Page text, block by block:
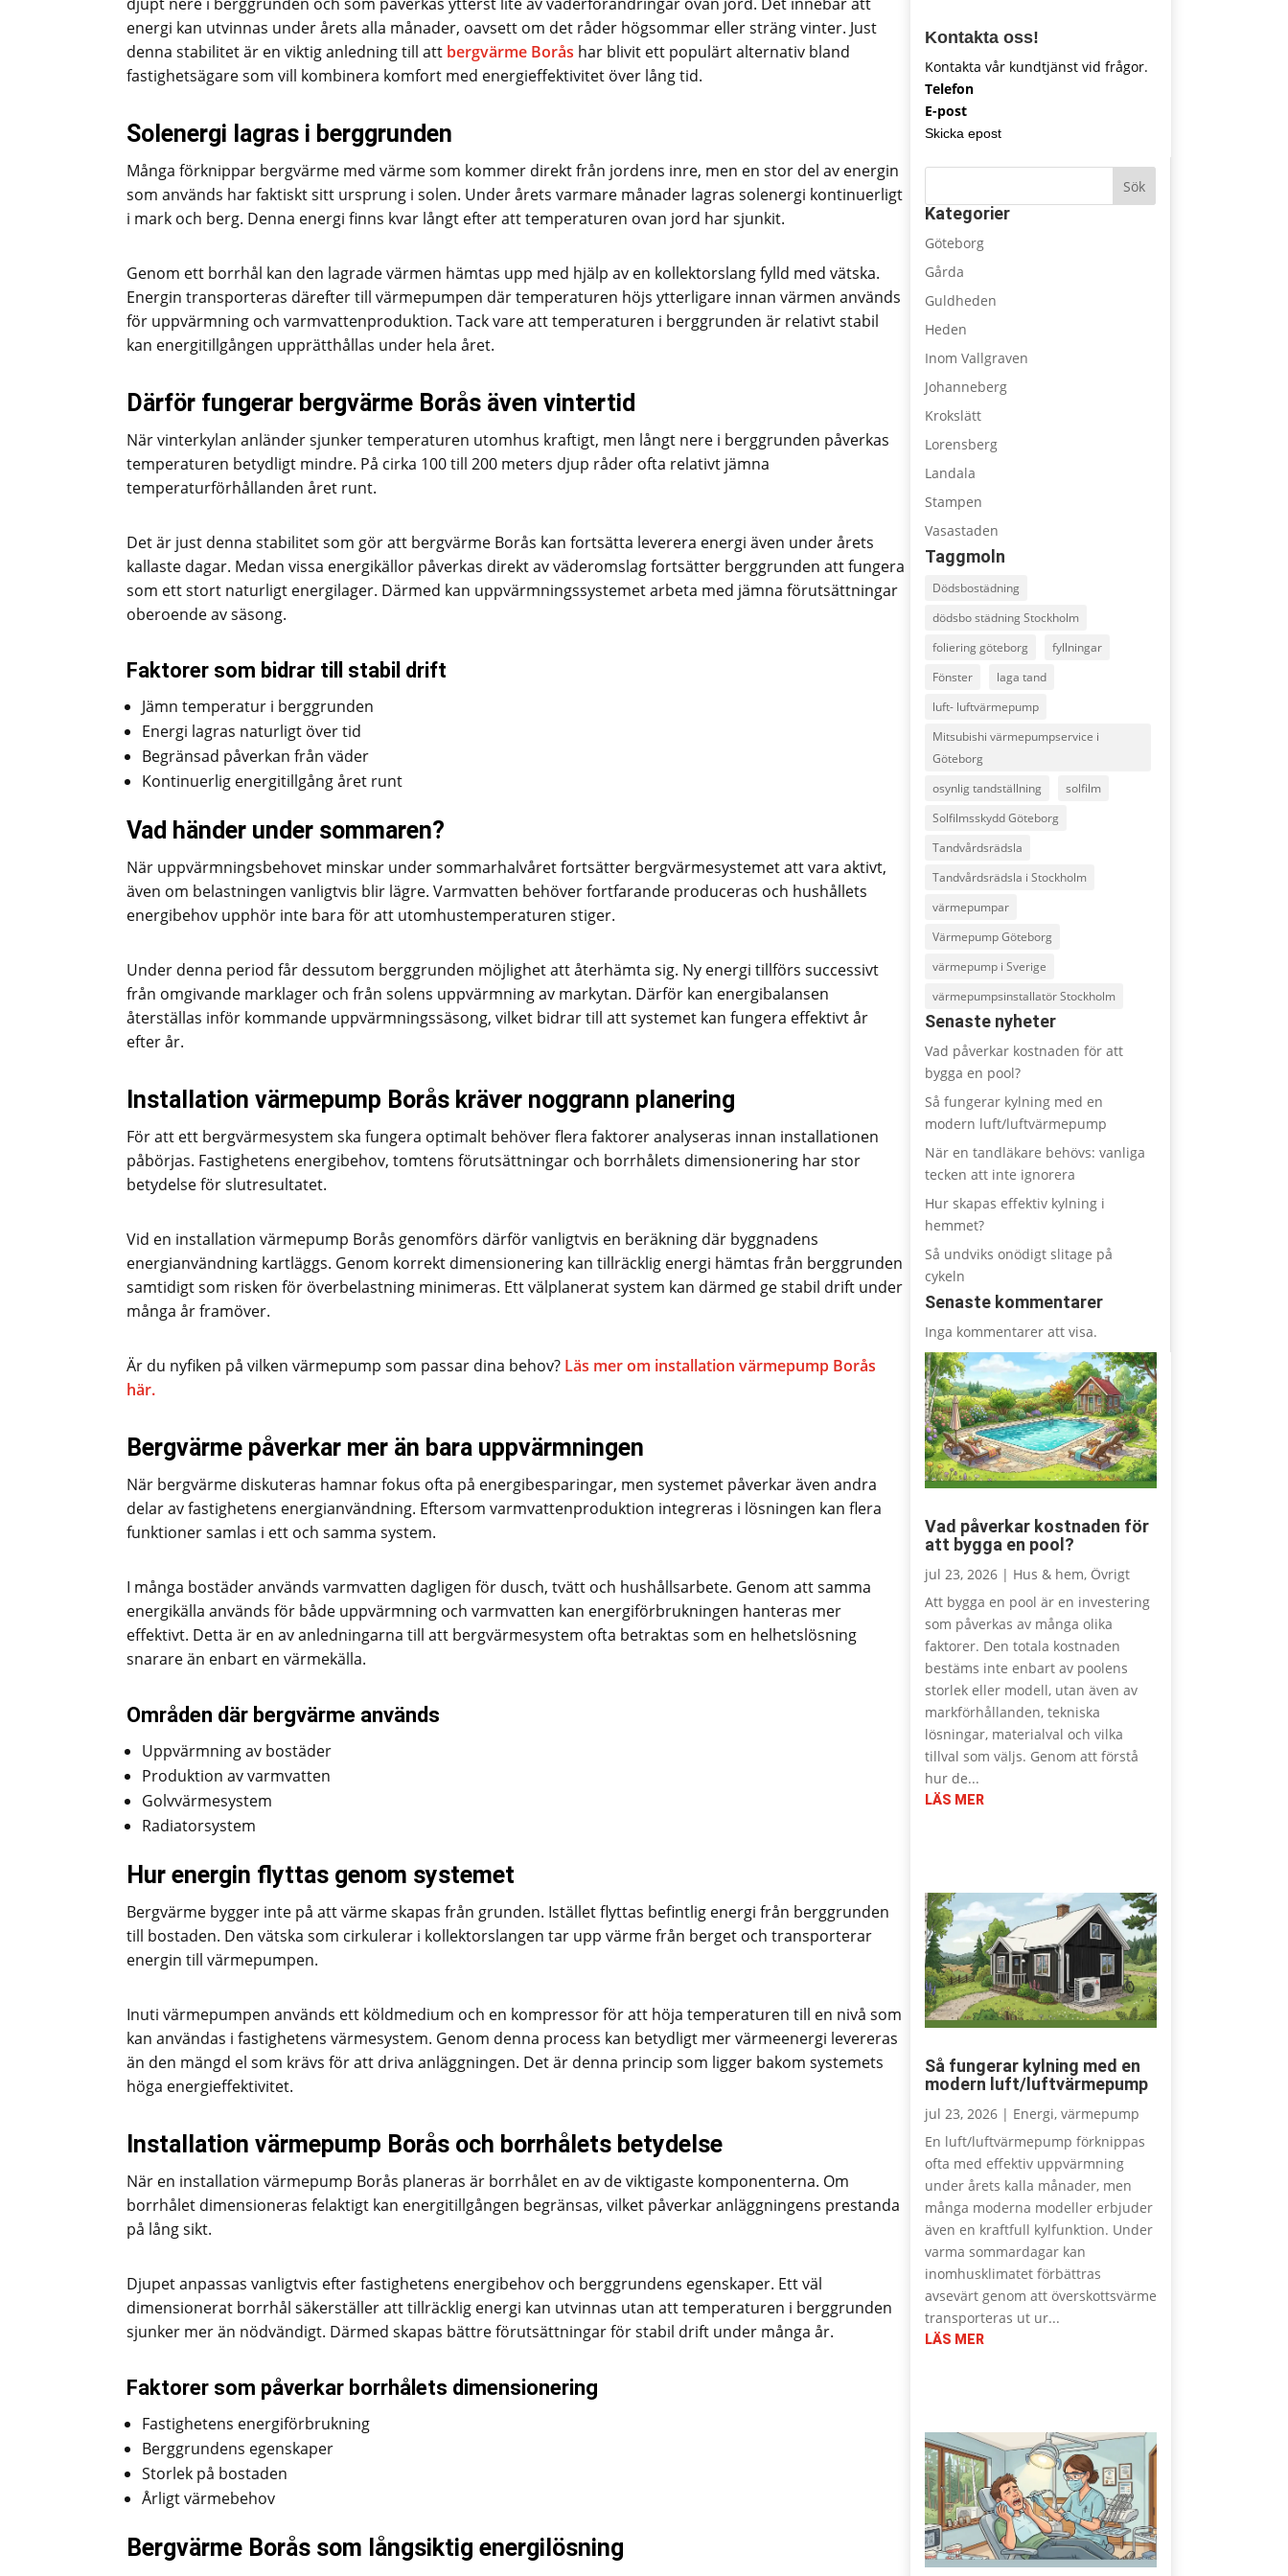
energi kan utvinnas under årets alla månader, oavsett om det råder högsommar eller sträng vinter. Just
denna stabilitet är en viktig anledning till att bergvärme Borås har blivit ett populärt alternativ bland
fastighetsägare som vill kombinera komfort med energieffektivitet över lång tid.
Solenergi lagras i berggrunden
Många förknippar bergvärme med värme som kommer direkt från jordens inre, men en stor del av energin
som används har faktiskt sitt ursprung i solen. Under årets varmare månader lagras solenergi kontinuerligt
i mark och berg. Denna energi finns kvar långt efter att temperaturen ovan jord har sjunkit.
Genom ett borrhål kan den lagrade värmen hämtas upp med hjälp av en kollektorslang fylld med vätska.
Energin transporteras därefter till värmepumpen där temperaturen höjs ytterligare innan värmen används
för uppvärmning och varmvattenproduktion. Tack vare att temperaturen i berggrunden är relativt stabil
kan energitillgången upprätthållas under hela året.
Därför fungerar bergvärme Borås även vintertid
När vinterkylan anländer sjunker temperaturen utomhus kraftigt, men långt nere i berggrunden påverkas
temperaturen betydligt mindre. På cirka 100 till 200 meters djup råder ofta relativt jämna
temperaturförhållanden året runt.
Det är just denna stabilitet som gör att bergvärme Borås kan fortsätta leverera energi även under årets
kallaste dagar. Medan vissa energikällor påverkas direkt av väderomslag fortsätter berggrunden att fungera
som ett stort naturligt energilager. Därmed kan uppvärmningssystemet arbeta med jämna förutsättningar
oberoende av säsong.
Faktorer som bidrar till stabil drift
Jämn temperatur i berggrunden
Energi lagras naturligt över tid
Begränsad påverkan från väder
Kontinuerlig energitillgång året runt
Vad händer under sommaren?
När uppvärmningsbehovet minskar under sommarhalvåret fortsätter bergvärmesystemet att vara aktivt,
även om belastningen vanligtvis blir lägre. Varmvatten behöver fortfarande produceras och hushållets
energibehov upphör inte bara för att utomhustemperaturen stiger.
Under denna period får dessutom berggrunden möjlighet att återhämta sig. Ny energi tillförs successivt
från omgivande marklager och från solens uppvärmning av markytan. Därför kan energibalansen
återställas inför kommande uppvärmningssäsong, vilket bidrar till att systemet kan fungera effektivt år
efter år.
Installation värmepump Borås kräver noggrann planering
För att ett bergvärmesystem ska fungera optimalt behöver flera faktorer analyseras innan installationen
påbörjas. Fastighetens energibehov, tomtens förutsättningar och borrhålets dimensionering har stor
betydelse för slutresultatet.
Vid en installation värmepump Borås genomförs därför vanligtvis en beräkning där byggnadens
energianvändning kartläggs. Genom korrekt dimensionering kan tillräcklig energi hämtas från berggrunden
samtidigt som risken för överbelastning minimeras. Ett välplanerat system kan därmed ge stabil drift under
många år framöver.
Är du nyfiken på vilken värmepump som passar dina behov? Läs mer om installation värmepump Borås
här.
Bergvärme påverkar mer än bara uppvärmningen
När bergvärme diskuteras hamnar fokus ofta på energibesparingar, men systemet påverkar även andra
delar av fastighetens energianvändning. Eftersom varmvattenproduktion integreras i lösningen kan flera
funktioner samlas i ett och samma system.
I många bostäder används varmvatten dagligen för dusch, tvätt och hushållsarbete. Genom att samma
energikälla används för både uppvärmning och varmvatten kan energiförbrukningen hanteras mer
effektivt. Detta är en av anledningarna till att bergvärmesystem ofta betraktas som en helhetslösning
snarare än enbart en värmekälla.
Områden där bergvärme används
Uppvärmning av bostäder
Produktion av varmvatten
Golvvärmesystem
Radiatorsystem
Hur energin flyttas genom systemet
Bergvärme bygger inte på att värme skapas från grunden. Istället flyttas befintlig energi från berggrunden
till bostaden. Den vätska som cirkulerar i kollektorslangen tar upp värme från berget och transporterar
energin till värmepumpen.
Inuti värmepumpen används ett köldmedium och en kompressor för att höja temperaturen till en nivå som
kan användas i fastighetens värmesystem. Genom denna process kan betydligt mer värmeenergi levereras
än den mängd el som krävs för att driva anläggningen. Det är denna princip som ligger bakom systemets
höga energieffektivitet.
Installation värmepump Borås och borrhålets betydelse
När en installation värmepump Borås planeras är borrhålet en av de viktigaste komponenterna. Om
borrhålet dimensioneras felaktigt kan energitillgången begränsas, vilket påverkar anläggningens prestanda
på lång sikt.
Djupet anpassas vanligtvis efter fastighetens energibehov och berggrundens egenskaper. Ett väl
dimensionerat borrhål säkerställer att tillräcklig energi kan utvinnas utan att temperaturen i berggrunden
sjunker mer än nödvändigt. Därmed skapas bättre förutsättningar för stabil drift under många år.
Faktorer som påverkar borrhålets dimensionering
Fastighetens energiförbrukning
Berggrundens egenskaper
Storlek på bostaden
Årligt värmebehov
Bergvärme Borås som långsiktig energilösning
Kontakta oss!
Kontakta vår kundtjänst vid frågor.
Telefon
E-post
Skicka epost
Sök
Kategorier
Göteborg
Gårda
Guldheden
Heden
Inom Vallgraven
Johanneberg
Krokslätt
Lorensberg
Landala
Stampen
Vasastaden
Taggmoln
Dödsbostädning
dödsbo städning Stockholm
foliering göteborg
fyllningar
Fönster
laga tand
luft- luftvärmepump
Mitsubishi värmepumpservice i
Göteborg
osynlig tandställning
solfilm
Solfilmsskydd Göteborg
Tandvårdsrädsla
Tandvårdsrädsla i Stockholm
värmepumpar
Värmepump Göteborg
värmepump i Sverige
värmepumpsinstallatör Stockholm
Senaste nyheter
Vad påverkar kostnaden för att
bygga en pool?
Så fungerar kylning med en
modern luft/luftvärmepump
När en tandläkare behövs: vanliga
tecken att inte ignorera
Hur skapas effektiv kylning i
hemmet?
Så undviks onödigt slitage på
cykeln
Senaste kommentarer
Inga kommentarer att visa.
Vad påverkar kostnaden för
att bygga en pool?
jul 23, 2026| Hus & hem, Övrigt
Att bygga en pool är en investering
som påverkas av många olika
faktorer. Den totala kostnaden
bestäms inte enbart av poolens
storlek eller modell, utan även av
markförhållanden, tekniska
lösningar, materialval och vilka
tillval som väljs. Genom att förstå
hur de...
LÄS MER
Så fungerar kylning med en
modern luft/luftvärmepump
jul 23, 2026| Energi, värmepump
En luft/luftvärmepump förknippas
ofta med effektiv uppvärmning
under årets kalla månader, men
många moderna modeller erbjuder
även en kraftfull kylfunktion. Under
varma sommardagar kan
inomhusklimatet förbättras
avsevärt genom att överskottsvärme
transporteras ut ur...
LÄS MER